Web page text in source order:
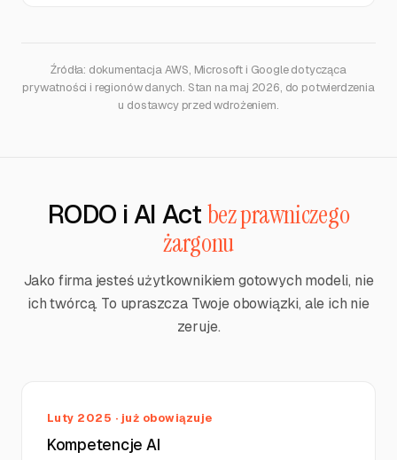
Źródła: dokumentacja AWS, Microsoft i Google dotycząca
prywatności i regionów danych. Stan na maj 2026, do potwierdzenia
u dostawcy przed wdrożeniem.
RODO i AI Actbez prawniczego
żargonu
Jako firma jesteś użytkownikiem gotowych modeli, nie
ich twórcą. To upraszcza Twoje obowiązki, ale ich nie
zeruje.
Luty 2025 · już obowiązuje
Kompetencje AI